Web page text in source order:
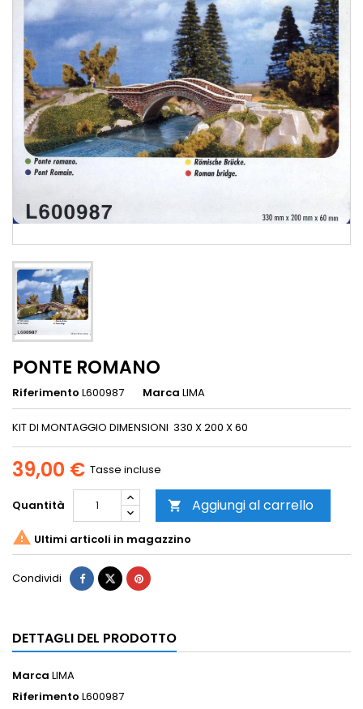
PONTE ROMANO
Riferimento L600987 Marca LIMA
KIT DI MONTAGGIO DIMENSIONI 330 X 200 X 60
39,00 € Tasse incluse
Quantità  Aggiungi al carrello
 Ultimi articoli in magazzino
Condividi
DETTAGLI DEL PRODOTTO
Marca LIMA
Riferimento L600987